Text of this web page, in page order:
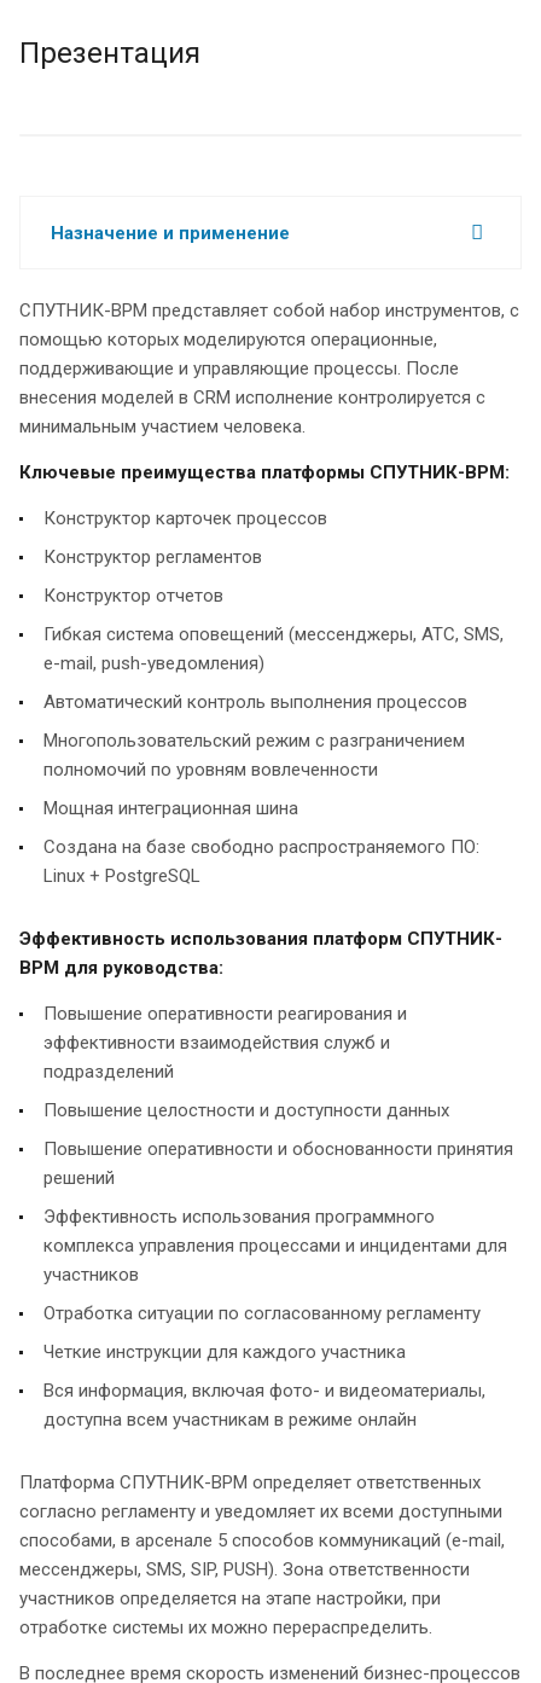
Презентация
Назначение и применение
СПУТНИК-BPM представляет собой набор инструментов, с
помощью которых моделируются операционные,
поддерживающие и управляющие процессы. После
внесения моделей в CRM исполнение контролируется с
минимальным участием человека.
Ключевые преимущества платформы СПУТНИК-BPM:
Конструктор карточек процессов
Конструктор регламентов
Конструктор отчетов
Гибкая система оповещений (мессенджеры, АТС, SMS,
e-mail, push-уведомления)
Автоматический контроль выполнения процессов
Многопользовательский режим с разграничением
полномочий по уровням вовлеченности
Мощная интеграционная шина
Создана на базе свободно распространяемого ПО:
Linux + PostgreSQL
Эффективность использования платформ СПУТНИК-
BPM для руководства:
Повышение оперативности реагирования и
эффективности взаимодействия служб и
подразделений
Повышение целостности и доступности данных
Повышение оперативности и обоснованности принятия
решений
Эффективность использования программного
комплекса управления процессами и инцидентами для
участников
Отработка ситуации по согласованному регламенту
Четкие инструкции для каждого участника
Вся информация, включая фото- и видеоматериалы,
доступна всем участникам в режиме онлайн
Платформа СПУТНИК-BPM определяет ответственных
согласно регламенту и уведомляет их всеми доступными
способами, в арсенале 5 способов коммуникаций (e-mail,
мессенджеры, SMS, SIP, PUSH). Зона ответственности
участников определяется на этапе настройки, при
отработке системы их можно перераспределить.
В последнее время скорость изменений бизнес-процессов